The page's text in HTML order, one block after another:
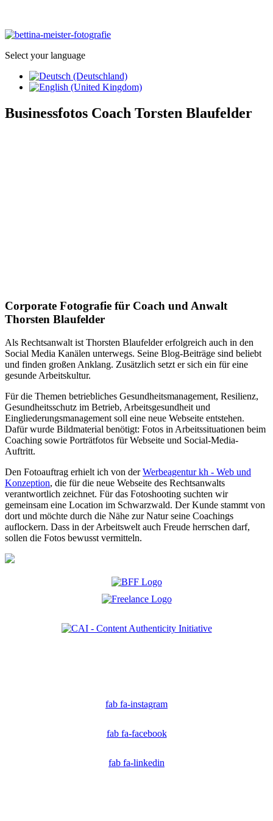
Select your language
Businessfotos Coach Torsten Blaufelder
Corporate Fotografie für Coach und Anwalt
Thorsten Blaufelder
Als Rechtsanwalt ist Thorsten Blaufelder erfolgreich auch in den
Social Media Kanälen unterwegs. Seine Blog-Beiträge sind beliebt
und finden großen Anklang. Zusätzlich setzt er sich ein für eine
gesunde Arbeitskultur.
Für die Themen betriebliches Gesundheitsmanagement, Resilienz,
Gesundheitsschutz im Betrieb, Arbeitsgesundheit und
Eingliederungsmanagement soll eine neue Webseite entstehen.
Dafür wurde Bildmaterial benötigt: Fotos in Arbeitssituationen beim
Coaching sowie Porträtfotos für Webseite und Social-Media-
Auftritt.
Den Fotoauftrag erhielt ich von derWerbeagentur kh - Web und
Konzeption, die für die neue Webseite des Rechtsanwalts
verantwortlich zeichnet. Für das Fotoshooting suchten wir
gemeinsam eine Location im Schwarzwald. Der Kunde stammt von
dort und möchte durch die Nähe zur Natur seine Coachings
auflockern. Dass in der Arbeitswelt auch Freude herrschen darf,
sollen die Fotos bewusst vermitteln.
fab fa-instagram
fab fa-facebook
fab fa-linkedin